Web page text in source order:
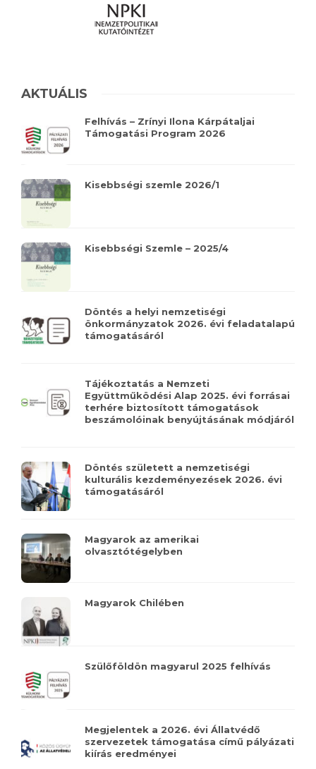
AKTUÁLIS
Felhívás – Zrínyi Ilona Kárpátaljai
Támogatási Program 2026
Kisebbségi szemle 2026/1
Kisebbségi Szemle – 2025/4
Döntés a helyi nemzetiségi
önkormányzatok 2026. évi feladatalapú
támogatásáról
Tájékoztatás a Nemzeti
Együttműködési Alap 2025. évi forrásai
terhére biztosított támogatások
beszámolóinak benyújtásának módjáról
Döntés született a nemzetiségi
kulturális kezdeményezések 2026. évi
támogatásáról
Magyarok az amerikai
olvasztótégelyben
Magyarok Chilében
Szülőföldön magyarul 2025 felhívás
Megjelentek a 2026. évi Állatvédő
szervezetek támogatása című pályázati
kiírás eredményei